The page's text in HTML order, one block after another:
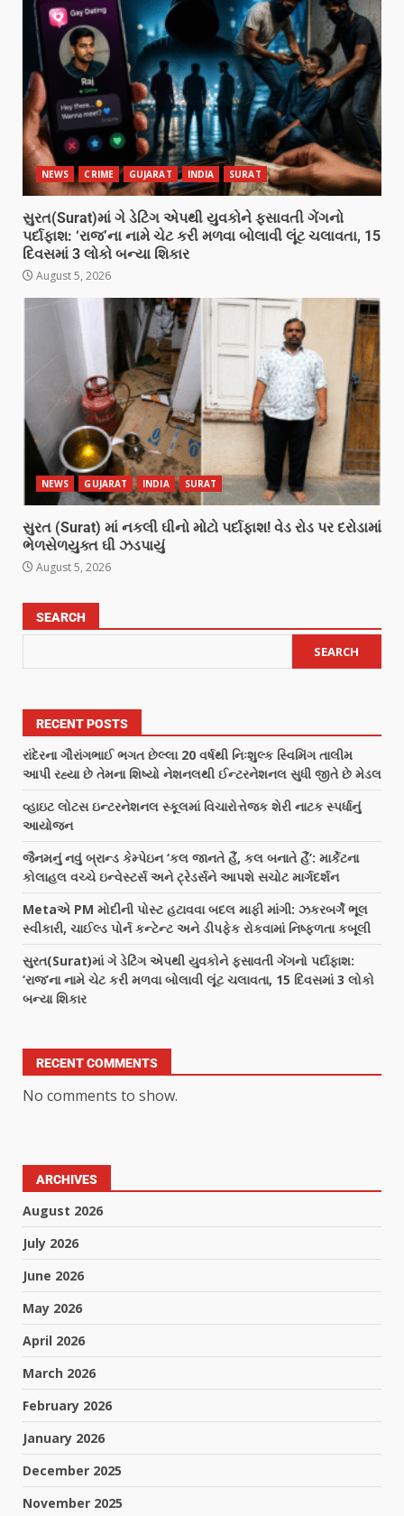
NEWS CRIME GUJARAT INDIA SURAT
સુરત(Surat)માં ગે ડેટિંગ એપથી યુવકોને ફસાવતી ગેંગનો
પર્દાફાશ: ‘રાજ’ના નામે ચેટ કરી મળવા બોલાવી લૂંટ ચલાવતા, 15
દિવસમાં 3 લોકો બન્યા શિકાર
August 5, 2026
NEWS GUJARAT INDIA SURAT
સુરત (Surat) માં નકલી ઘીનો મોટો પર્દાફાશ! વેડ રોડ પર દરોડામાં
ભેળસેળયુક્ત ઘી ઝડપાયું
August 5, 2026
SEARCH
SEARCH
RECENT POSTS
રાંદેરના ગૌરાંગભાઈ ભગત છેલ્લા 20 વર્ષથી નિઃશુલ્ક સ્વિમિંગ તાલીમ
આપી રહ્યા છે તેમના શિષ્યો નેશનલથી ઈન્ટરનેશનલ સુધી જીતે છે મેડલ
વ્હાઇટ લોટસ ઇન્ટરનેશનલ સ્કૂલમાં વિચારોત્તેજક શેરી નાટક સ્પર્ધાનું
આયોજન
જૈનમનું નવું બ્રાન્ડ કેમ્પેઇન ‘કલ જાનતે હૈં, કલ બનાતે હૈં’: માર્કેટના
કોલાહલ વચ્ચે ઇન્વેસ્ટર્સ અને ટ્રેડર્સને આપશે સચોટ માર્ગદર્શન
Metaએ PM મોદીની પોસ્ટ હટાવવા બદલ માફી માંગી: ઝકરબર્ગે ભૂલ
સ્વીકારી, ચાઈલ્ડ પોર્ન કન્ટેન્ટ અને ડીપફેક રોકવામાં નિષ્ફળતા કબૂલી
સુરત(Surat)માં ગે ડેટિંગ એપથી યુવકોને ફસાવતી ગેંગનો પર્દાફાશ:
‘રાજ’ના નામે ચેટ કરી મળવા બોલાવી લૂંટ ચલાવતા, 15 દિવસમાં 3 લોકો
બન્યા શિકાર
RECENT COMMENTS
No comments to show.
ARCHIVES
August 2026
July 2026
June 2026
May 2026
April 2026
March 2026
February 2026
January 2026
December 2025
November 2025